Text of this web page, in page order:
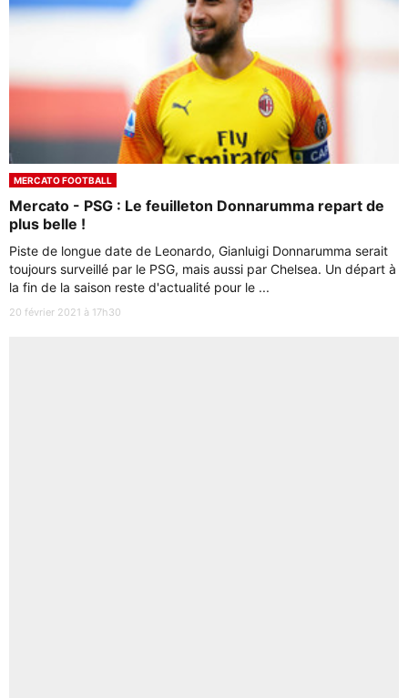
MERCATO FOOTBALL
Mercato - PSG : Le feuilleton Donnarumma repart de
plus belle !
Piste de longue date de Leonardo, Gianluigi Donnarumma serait
toujours surveillé par le PSG, mais aussi par Chelsea. Un départ à
la fin de la saison reste d'actualité pour le ...
20 février 2021 à 17h30